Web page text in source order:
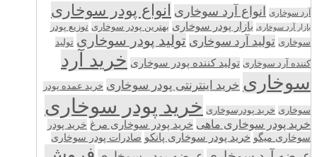
آرد سوخاری انواع آرد سوخاری انواع پودر سوخاری
بازار آرد سوخاری بازار پودر سوخاری بهترین پودر سوخاری توزیع پودر
سوخاری تولید آرد سوخاری تولید پودر سوخاری تولید
کننده آرد سوخاری تولید کننده پودر سوخاری خرید آرد
سوخاری خرید اینترنتی پودر سوخاری خرید عمده پودر
سوخاری خرید پودرسوخاری خرید پودر سوخاری
خرید پودر سوخاری ماهی خرید پودر سوخاری مرغ خرید پودر
سوخاری میگو خرید پودر سوخاری پانکو صادرات پودر سوخاری